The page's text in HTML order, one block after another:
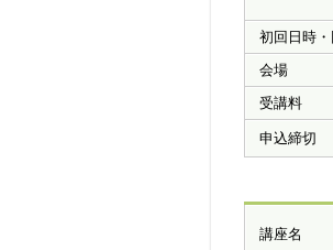
初回日時
会場
受講料
申込締切
講座名